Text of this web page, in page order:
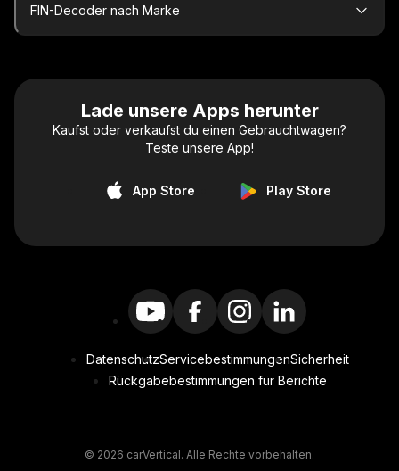
FIN-Decoder nach Marke
Lade unsere Apps herunter
Kaufst oder verkaufst du einen Gebrauchtwagen?
Teste unsere App!
App Store Play Store
DatenschutzServicebestimmungenSicherheit
Rückgabebestimmungen für Berichte
© 2026 carVertical. Alle Rechte vorbehalten.